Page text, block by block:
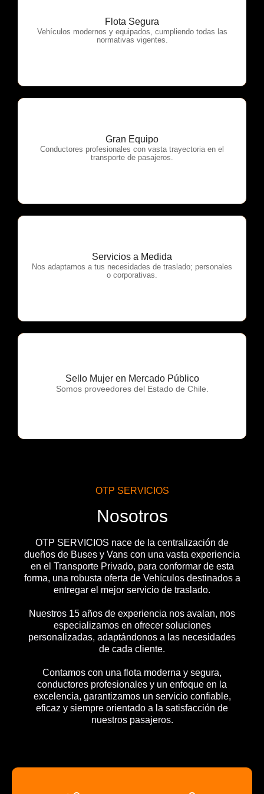
Flota Segura
Vehículos modernos y equipados, cumpliendo todas las
normativas vigentes.
OTP Servicios
Gran Equipo
Conductores profesionales con vasta trayectoria en el
transporte de pasajeros.
OTP Servicios
Servicios a Medida
Nos adaptamos a tus necesidades de traslado; personales
o corporativas.
OTP Servicios
Sello Mujer en Mercado Público
Somos proveedores del Estado de Chile.
OTP Servicios
OTP SERVICIOS
Nosotros
OTP SERVICIOS nace de la centralización de
dueños de Buses y Vans con una vasta experiencia
en el Transporte Privado, para conformar de esta
forma, una robusta oferta de Vehículos destinados a
entregar el mejor servicio de traslado.
Nuestros 15 años de experiencia nos avalan, nos
especializamos en ofrecer soluciones
personalizadas, adaptándonos a las necesidades
de cada cliente.
Contamos con una flota moderna y segura,
conductores profesionales y un enfoque en la
excelencia, garantizamos un servicio confiable,
eficaz y siempre orientado a la satisfacción de
nuestros pasajeros.